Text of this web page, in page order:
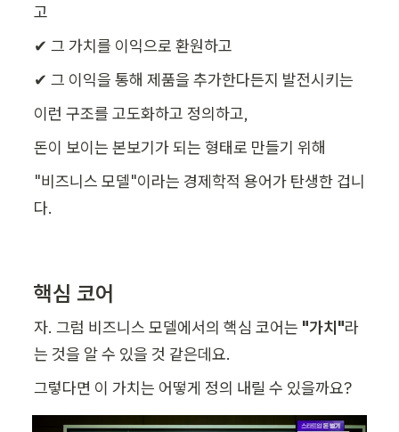
고
✔ 그 가치를 이익으로 환원하고
✔ 그 이익을 통해 제품을 추가한다든지 발전시키는
이런 구조를 고도화하고 정의하고,
돈이 보이는 본보기가 되는 형태로 만들기 위해
"비즈니스 모델"이라는 경제학적 용어가 탄생한 겁니
다.
핵심 코어
자. 그럼 비즈니스 모델에서의 핵심 코어는 "가치"라
는 것을 알 수 있을 것 같은데요.
그렇다면 이 가치는 어떻게 정의 내릴 수 있을까요?